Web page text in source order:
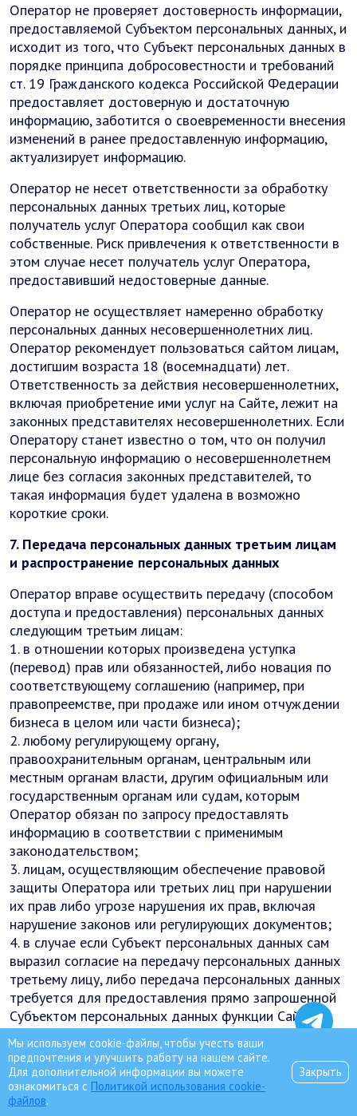
Оператор не проверяет достоверность информации,
предоставляемой Субъектом персональных данных, и
исходит из того, что Субъект персональных данных в
порядке принципа добросовестности и требований
ст. 19 Гражданского кодекса Российской Федерации
предоставляет достоверную и достаточную
информацию, заботится о своевременности внесения
изменений в ранее предоставленную информацию,
актуализирует информацию.
Оператор не несет ответственности за обработку
персональных данных третьих лиц, которые
получатель услуг Оператора сообщил как свои
собственные. Риск привлечения к ответственности в
этом случае несет получатель услуг Оператора,
предоставивший недостоверные данные.
Оператор не осуществляет намеренно обработку
персональных данных несовершеннолетних лиц.
Оператор рекомендует пользоваться сайтом лицам,
достигшим возраста 18 (восемнадцати) лет.
Ответственность за действия несовершеннолетних,
включая приобретение ими услуг на Сайте, лежит на
законных представителях несовершеннолетних. Если
Оператору станет известно о том, что он получил
персональную информацию о несовершеннолетнем
лице без согласия законных представителей, то
такая информация будет удалена в возможно
короткие сроки.
7. Передача персональных данных третьим лицам
и распространение персональных данных
Оператор вправе осуществить передачу (способом
доступа и предоставления) персональных данных
следующим третьим лицам:
1. в отношении которых произведена уступка
(перевод) прав или обязанностей, либо новация по
соответствующему соглашению (например, при
правопреемстве, при продаже или ином отчуждении
бизнеса в целом или части бизнеса);
2. любому регулирующему органу,
правоохранительным органам, центральным или
местным органам власти, другим официальным или
государственным органам или судам, которым
Оператор обязан по запросу предоставлять
информацию в соответствии с применимым
законодательством;
3. лицам, осуществляющим обеспечение правовой
защиты Оператора или третьих лиц при нарушении
их прав либо угрозе нарушения их прав, включая
нарушение законов или регулирующих документов;
4. в случае если Субъект персональных данных сам
выразил согласие на передачу персональных данных
третьему лицу, либо передача персональных данных
требуется для предоставления прямо запрошенной
Субъектом персональных данных функции Сайта,
оказания прямо запрошенной Субъектом
персональных данных услуги, а также для исполнения
соглашения или договора, заключенного с Субъектом
персональных данных. Сюда относятся, в том числе
случаи, когда Субъект персональных данных
Мы используем cookie-файлы, чтобы учесть ваши
предпочтения и улучшить работу на нашем сайте.
Для дополнительной информации вы можете
ознакомиться с Политикой использования cookie-
файлов.
Закрыть